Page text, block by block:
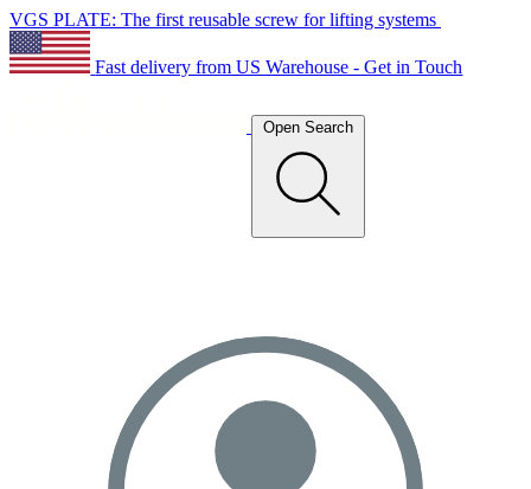
VGS PLATE: The first reusable screw for lifting systems
Fast delivery from US Warehouse - Get in Touch
Open Search